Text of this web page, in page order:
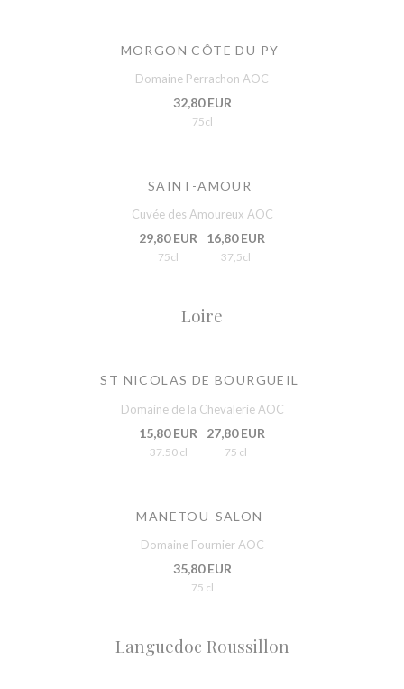
MORGON CÔTE DU PY
Domaine Perrachon AOC
32,80 EUR
75cl
SAINT-AMOUR
Cuvée des Amoureux AOC
29,80 EUR
75cl
16,80 EUR
37,5cl
Loire
ST NICOLAS DE BOURGUEIL
Domaine de la Chevalerie AOC
15,80 EUR
37.50 cl
27,80 EUR
75 cl
MANETOU-SALON
Domaine Fournier AOC
35,80 EUR
75 cl
Languedoc Roussillon